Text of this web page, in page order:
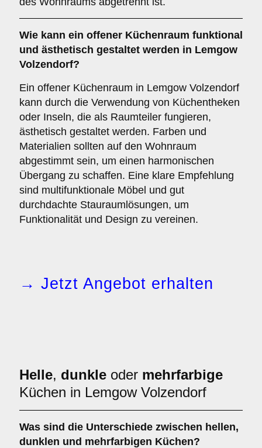
Wie kann ein offener Küchenraum funktional
und ästhetisch gestaltet werden in Lemgow
Volzendorf?
Ein offener Küchenraum in Lemgow Volzendorf
kann durch die Verwendung von Küchentheken
oder Inseln, die als Raumteiler fungieren,
ästhetisch gestaltet werden. Farben und
Materialien sollten auf den Wohnraum
abgestimmt sein, um einen harmonischen
Übergang zu schaffen. Eine klare Empfehlung
sind multifunktionale Möbel und gut
durchdachte Stauraumlösungen, um
Funktionalität und Design zu vereinen.
→ Jetzt Angebot erhalten
Helle, dunkle oder mehrfarbige
Küchen in Lemgow Volzendorf
Was sind die Unterschiede zwischen hellen,
dunklen und mehrfarbigen Küchen?